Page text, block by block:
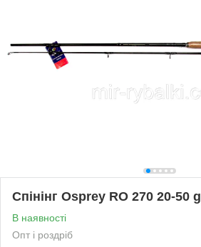
Спінінг Osprey RO 270 20-50 g
В наявності
Опт і роздріб